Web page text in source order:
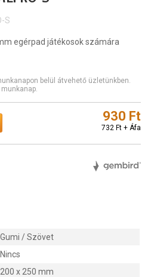
S
egérpad játékosok számára
belül átvehető üzletünkben.
930 Ft
732 Ft + Áfa
Gumi / Szövet
Nincs
200 x 250 mm